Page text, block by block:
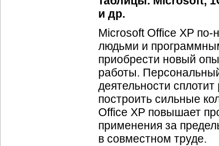
и др.
Microsoft Office XP по-
людьми и
приобрести новый
работы.
деятельности
построить сильные
Office XP повышает
применения за
в совместном труде.